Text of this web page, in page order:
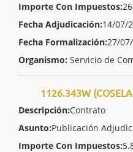
Importe Con Impuestos:
Fecha Adjudicación:14/07/
Fecha Formalización:27/
Organismo: Servicio de
1126.343W
Descripción:Contrato
Asunto:Publicación
Importe Con Impuestos: